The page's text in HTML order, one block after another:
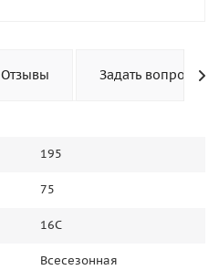
Отзывы Задать вопрос
195
75
16C
Всесезонная